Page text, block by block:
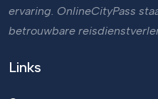
ervaring. OnlineCityPass
betrouwbare
Links